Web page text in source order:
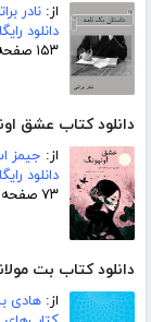
از: نادر
دانلود
۱۵۳ صفحه
دانلود کتاب عشق
از: جیمز
دانلود
۷۳ صفحه
دانلود کتاب بت
از: هادی